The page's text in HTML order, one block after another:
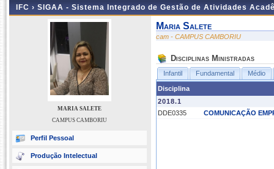
IFC › SIGAA - Sistema Integrado de Gestão de Atividades
MARIA SALETE
CAMPUS CAMBORIU
Perfil Pessoal
Produção Intelectual
Maria Salete
cam - CAMPUS CAMBORIU
Disciplinas Ministradas
Infantil Fundamental Médio
Disciplina
2018.1
DDE0335
COMUNICAÇÃO